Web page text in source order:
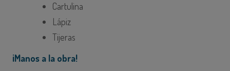
Cartulina
Lápiz
Tijeras
¡Manos a la obra!